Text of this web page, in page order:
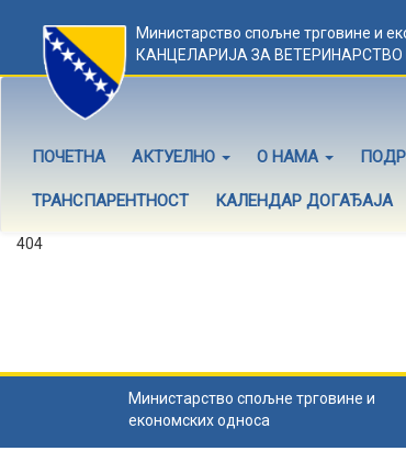
Министарство спољне трговине и
КАНЦЕЛАРИЈА ЗА ВЕТЕРИНАРСТВО
ПОЧЕТНА АКТУЕЛНО О НАМА
ТРАНСПАРЕНТНОСТ КАЛЕНДАР ДОГАЂАЈА
404
Министарство спољне трговине и
економских односа